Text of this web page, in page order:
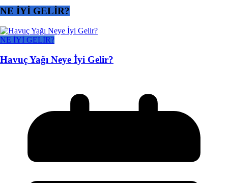
NE İYİ GELİR?
NE İYİ GELİR?
Havuç Yağı Neye İyi Gelir?